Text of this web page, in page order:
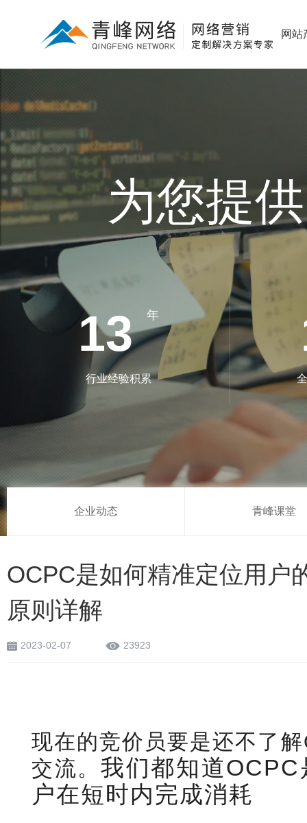
网站
为您提
13 年
行业经验积累
企业动态 青峰课堂
OCPC是如何精准定位用户
原则详解
2023-02-07 23923
现在的竞价员要是还不了
交流。 我们都知道
户在短时内完成消耗